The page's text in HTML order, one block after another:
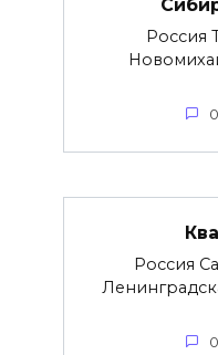
Россия
0
Россия
0